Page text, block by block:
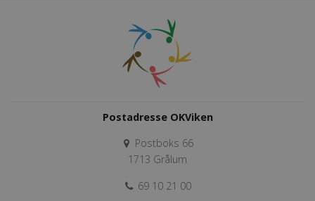
Postadresse OKViken
Postboks 66
1713 Grålum
69 10 21 00